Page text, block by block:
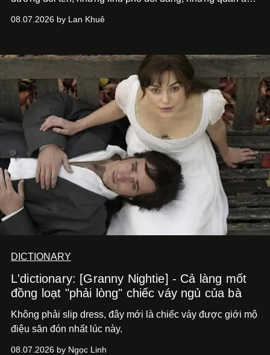
nói về cái mới, về xu hướng tiếp theo, về những điều
08.07.2026 by Lan Khuê
DICTIONARY
L'dictionary: [Granny Nightie] - Cả làng mốt
đồng loạt "phải lòng" chiếc váy ngủ của bà
Không phải slip dress, đây mới là chiếc váy được giới mộ
điệu săn đón nhất lúc này.
08.07.2026 by Ngọc Linh